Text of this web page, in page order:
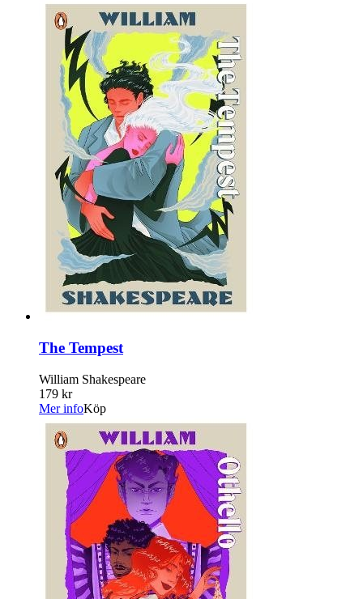
The Tempest
William Shakespeare
179 kr
Mer infoKöp